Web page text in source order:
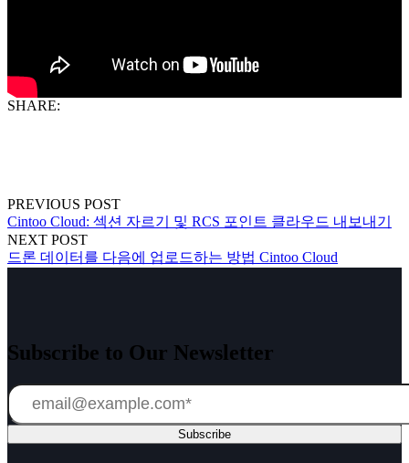
SHARE:
PREVIOUS POST
Cintoo Cloud: 섹션 자르기 및 RCS 포인트 클라우드 내보내기
NEXT POST
드론 데이터를 다음에 업로드하는 방법 Cintoo Cloud
Subscribe to Our Newsletter